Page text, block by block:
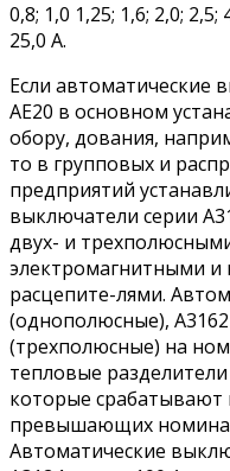
0,8; 1,0 1,25; 1,6; 2,0; 2,5;
25,0 А.
Если автоматические
АЕ20 в основном
обору, дования,
то в групповых и
предприятий
выключатели серии
двух- и
электромагнитными
расцепите-лями.
(однополюсные),
(трехполюсные) на
тепловые разделители
которые срабатывают
превышающих
Автоматические